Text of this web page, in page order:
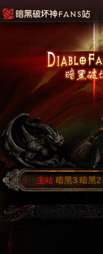
主站 暗黑3 暗黑2